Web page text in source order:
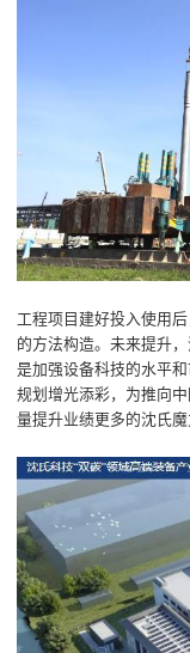
工程项目建好投入使用
的方法构造。未来提升
是加强设备科技的水平
规划增光添彩，为推向
量提升业绩更多的沈氏魔